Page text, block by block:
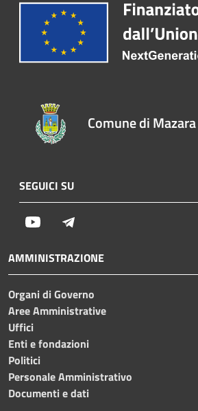
Comune di
SEGUICI SU
Youtube
AMMINISTRAZIONE
Organi di Governo
Aree Amministrative
Uffici
Enti e fondazioni
Politici
Personale Amministrativo
Documenti e dati